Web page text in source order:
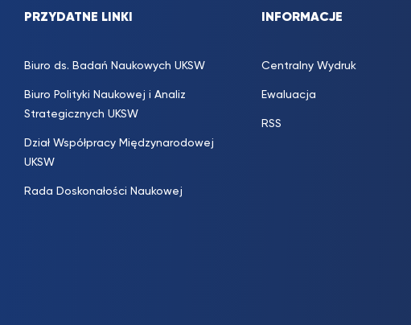
PRZYDATNE LINKI
Biuro ds. Badań Naukowych UKSW
Biuro Polityki Naukowej i Analiz
Strategicznych UKSW
Dział Współpracy Międzynarodowej
UKSW
Rada Doskonałości Naukowej
INFORMACJE
Centralny Wydruk
Ewaluacja
RSS